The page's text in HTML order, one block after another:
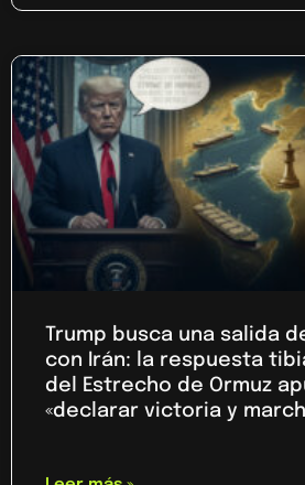
Trump busca una salida
con Irán: la respuesta
del Estrecho de Ormuz
«declarar victoria y